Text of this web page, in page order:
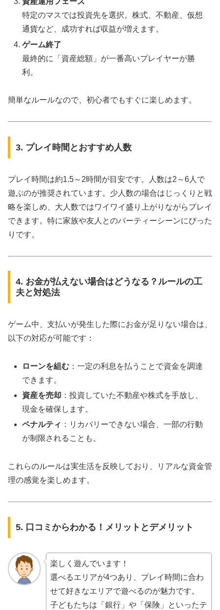
特定のマスでは投資先を選択。株式、不動産、仮想
通貨など、成功すれば収益が増えます。
ゲーム終了
最終的に「資産総額」が一番高いプレイヤーが勝
利。
簡単なルールなので、初心者でもすぐに楽しめます。
3. プレイ時間とおすすめ人数
プレイ時間は約1.5～2時間が目安です。人数は2～6人で
遊ぶのが推奨されています。少人数の場合はじっくりと戦
略を楽しめ、大人数ではワイワイ盛り上がりながらプレイ
できます。特に家族や友人とのパーティーシーンにぴった
りです。
4. お金が払えない場合はどうなる？ルールの工
夫と対処法
ゲーム中、支払いが発生した際にお金が足りない場合は、
以下の対応が可能です：
ローンを組む ：一定の利息を払うことで資金を調達
できます。
資産を売却 ：投資していた不動産や株式を手放し、
現金を確保します。
ペナルティ ：リカバリーできない場合、一部の行動
が制限されることも。
これらのルールは実生活を反映しており、リアルな資金管
理の感覚を楽しめます。
5. 口コミからわかる！メリットとデメリット
楽しく遊んでいます！
選べるエリアが4つあり、プレイ時間に合わ
せて好きなエリアで遊べるのが魅力です。
子どもたちは「銀行」や「保険」といったテ